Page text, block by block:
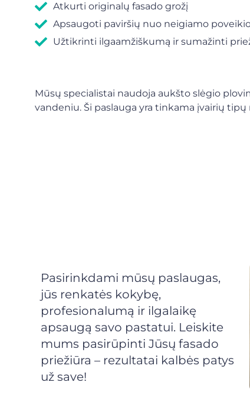
Atkurti originalų fasado grožį
Apsaugoti paviršių nuo neigiamo
Užtikrinti ilgaamžiškumą ir sumažinti
Mūsų specialistai naudoja aukšto slėgio
vandeniu. Ši paslauga yra tinkama įvairių
Pasirinkdami mūsų paslaugas,
jūs renkatės kokybę,
profesionalumą ir ilgalaikę
apsaugą savo pastatui. Leiskite
mums pasirūpinti Jūsų fasado
priežiūra – rezultatai kalbės patys
už save!